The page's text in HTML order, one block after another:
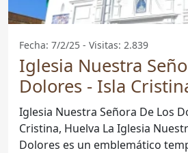
Fecha: 7/2/25 - Visitas: 2.839
Iglesia Nuestra
Dolores - Isla
Iglesia Nuestra Señora De Los
Cristina, Huelva La Iglesia Nuestra Señora De Los
Dolores es un emblemático